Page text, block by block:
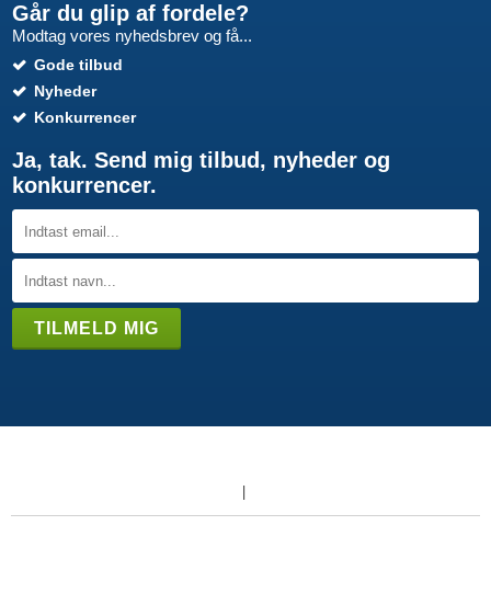
Går du glip af fordele?
Modtag vores nyhedsbrev og få...
Gode tilbud
Nyheder
Konkurrencer
Ja, tak. Send mig tilbud, nyheder og
konkurrencer.